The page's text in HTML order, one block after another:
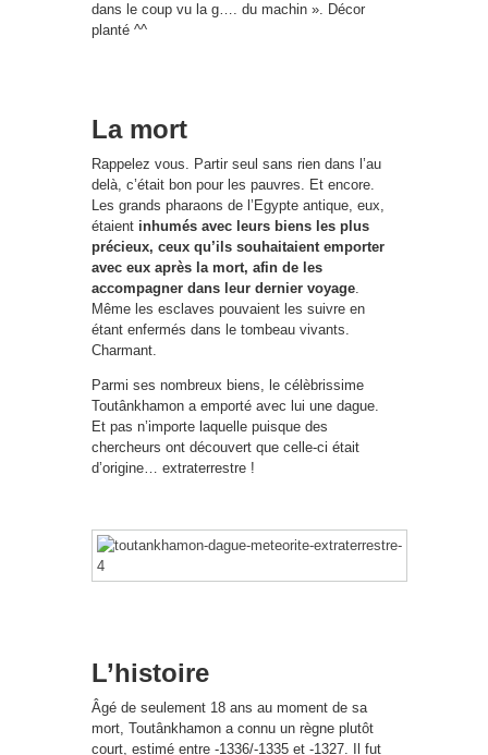
dans le coup vu la g…. du machin ». Décor
planté ^^
La mort
Rappelez vous. Partir seul sans rien dans l’au
delà, c’était bon pour les pauvres. Et encore.
Les grands pharaons de l’Egypte antique, eux,
étaient inhumés avec leurs biens les plus
précieux, ceux qu’ils souhaitaient emporter
avec eux après la mort, afin de les
accompagner dans leur dernier voyage.
Même les esclaves pouvaient les suivre en
étant enfermés dans le tombeau vivants.
Charmant.
Parmi ses nombreux biens, le célèbrissime
Toutânkhamon a emporté avec lui une dague.
Et pas n’importe laquelle puisque des
chercheurs ont découvert que celle-ci était
d’origine… extraterrestre !
L’histoire
Âgé de seulement 18 ans au moment de sa
mort, Toutânkhamon a connu un règne plutôt
court, estimé entre -1336/-1335 et -1327. Il fut